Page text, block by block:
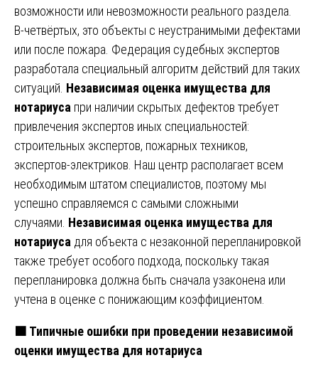
возможности или невозможности реального раздела.
В-четвёртых, это объекты с неустранимыми дефектами
или после пожара. Федерация судебных экспертов
разработала специальный алгоритм действий для таких
ситуаций. Независимая оценка имущества для
нотариуса при наличии скрытых дефектов требует
привлечения экспертов иных специальностей:
строительных экспертов, пожарных техников,
экспертов-электриков. Наш центр располагает всем
необходимым штатом специалистов, поэтому мы
успешно справляемся с самыми сложными
случаями. Независимая оценка имущества для
нотариуса для объекта с незаконной перепланировкой
также требует особого подхода, поскольку такая
перепланировка должна быть сначала узаконена или
учтена в оценке с понижающим коэффициентом.
🟧 Типичные ошибки при проведении независимой
оценки имущества для нотариуса